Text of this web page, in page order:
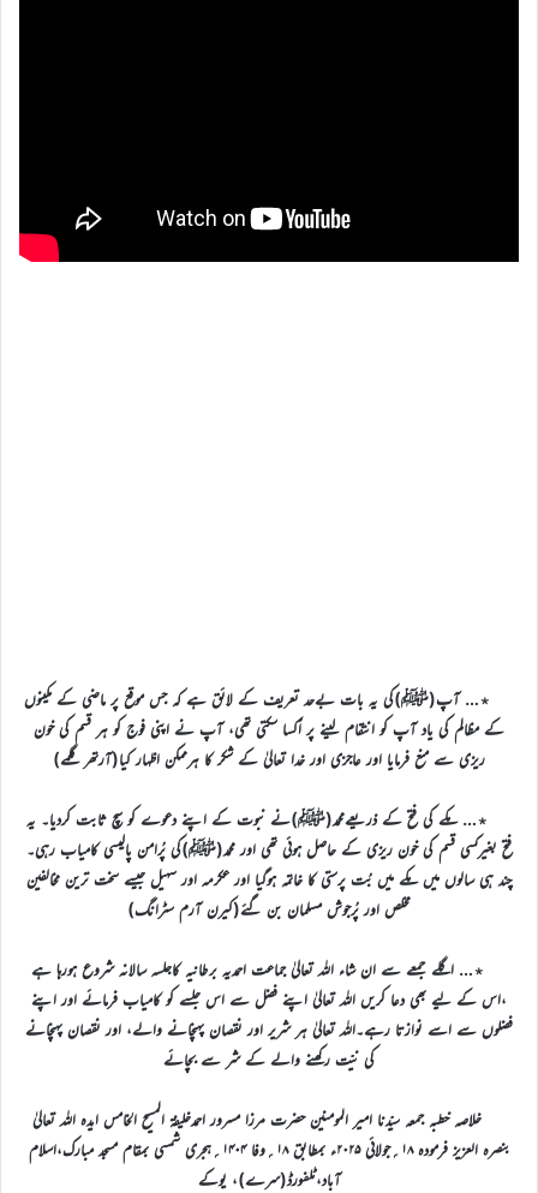
٭… آپ(ﷺ)کی یہ بات بےحد تعریف کے لائق ہے کہ جس موقع پر ماضی کے مکینوں
کے مظالم کی یاد آپ کو انتقام لینے پر اُکسا سکتی تھی، آپ نے اپنی فوج کو ہر قسم کی خون
ریزی سے منع فرمایا اور عاجزی اور خدا تعالیٰ کے شکر کا ہرممکن اظہار کیا(آرتھر گلمے)
٭… مکے کی فتح کے ذریعےمحمد(ﷺ)نے نبوت کے اپنے دعوے کو سچ ثابت کردیا۔ یہ
فتح بغیرکسی قسم کی خون ریزی کے حاصل ہوئی تھی اور محمد(ﷺ)کی پُرامن پالیسی کامیاب رہی۔
چند ہی سالوں میں مکے میں بُت پرستی کا خاتمہ ہوگیا اور عکرمہ اور سہیل جیسے سخت ترین مخالفین
مخلص اور پُرجوش مسلمان بن گئے(کیرن آرم سٹرانگ)
٭… اگلے جمعے سے ان شاء اللہ تعالیٰ جماعت احمدیہ برطانیہ کاجلسہ سالانہ شروع ہورہا ہے
،اس کے لیے بھی دعا کریں اللہ تعالیٰ اپنے فضل سے اس جلسے کو کامیاب فرمائے اور اپنے
فضلوں سے اسے نوازتا رہے۔اللہ تعالیٰ ہر شریر اور نقصان پہنچانے والے، اور نقصان پہنچانے
کی نیّت رکھنے والے کے شر سے بچائے
خلاصہ خطبہ جمعہ سیّدنا امیر المومنین حضرت مرزا مسرور احمدخلیفۃ المسیح الخامس ایدہ اللہ تعالیٰ
بنصرہ العزیز فرمودہ ۱۸؍جولائی ۲۰۲۵ء بمطابق ۱۸؍وفا ۱۴۰۴؍ہجری شمسی بمقام مسجد مبارک،اسلام
آباد،ٹلفورڈ(سرے)، یوکے